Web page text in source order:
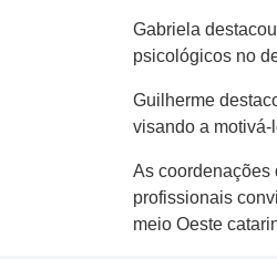
Gabriela
psicológicos no
Guilherme
visando a motivá-
As coordenações
profissionais
meio Oeste